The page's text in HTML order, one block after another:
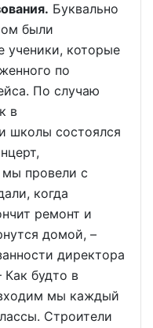
Буквально
были
ученики, которые
по
По случаю
в
школы состоялся
провели с
когда
ремонт и
домой, –
директора
Как будто в
мы каждый
Строители